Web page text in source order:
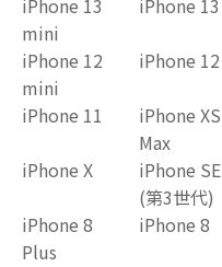
iPhone 13
mini
iPhone 13
iPhone 12
mini
iPhone 12
iPhone 11
iPhone XS
Max
iPhone X
iPhone SE
(第3世代)
iPhone 8
Plus
iPhone 8